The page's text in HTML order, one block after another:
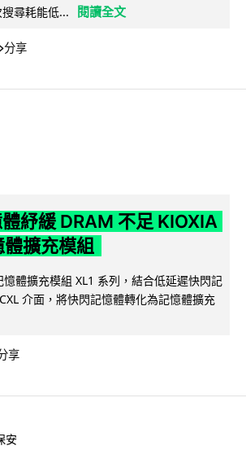
尋耗能低...
閱讀全文
分享
紓緩 DRAM 不足 KIOXIA
體擴充模組
體擴充模組 XL1 系列，結合低延遲快閃記
介面，將快閃記憶體轉化為記憶體擴充
享
安